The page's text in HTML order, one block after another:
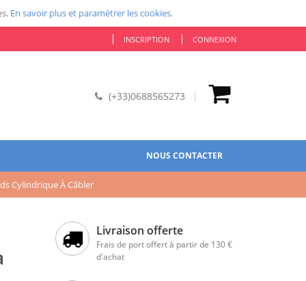
En savoir plus et paramétrer les cookies.
INSCRIPTION CONNEXION
(+33)0688565273
NOUS CONTACTER
Cylindrique À Câbler
Livraison offerte
Frais de port offert à partir de 130 €
d'achat